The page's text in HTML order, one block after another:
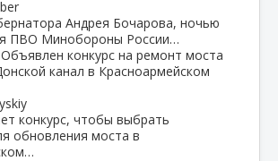
Андрея Бочарова, ночью
ПВО Минобороны России…
Объявлен конкурс на ремонт моста
канал в Красноармейском
конкурс, чтобы выбрать
обновления моста в